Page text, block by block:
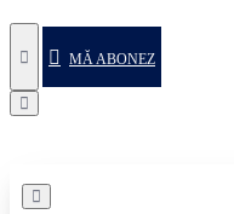
MĂ ABONEZ